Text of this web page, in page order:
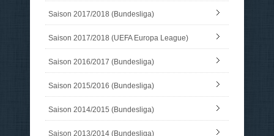
Saison 2017/2018 (Bundesliga)
Saison 2017/2018 (UEFA Europa League)
Saison 2016/2017 (Bundesliga)
Saison 2015/2016 (Bundesliga)
Saison 2014/2015 (Bundesliga)
Saison 2013/2014 (Bundesliga)